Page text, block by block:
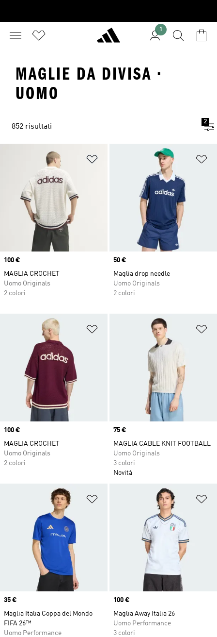
1
MAGLIE DA DIVISA ·
UOMO
852 risultati
2
Aggiungi alla lista dei desideri
Price
100 €
MAGLIA CROCHET
Uomo Originals
2 colori
Price
50 €
Maglia drop needle
Uomo Originals
2 colori
Aggiungi alla lista dei desideri
Price
100 €
MAGLIA CROCHET
Uomo Originals
2 colori
Price
75 €
MAGLIA CABLE KNIT FOOTBALL
Uomo Originals
3 colori
Novità
Aggiungi alla lista dei desideri
Price
35 €
Maglia Italia Coppa del Mondo
FIFA 26™
Uomo Performance
Price
100 €
Maglia Away Italia 26
Uomo Performance
3 colori